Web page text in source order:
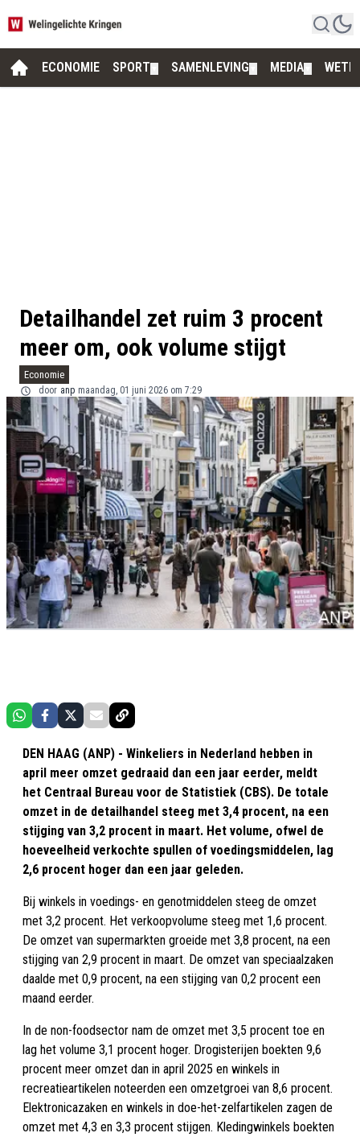
ECONOMIE SPORT SAMENLEVING MEDIA
Detailhandel zet ruim 3 procent
meer om, ook volume stijgt
Economie
door anp maandag, 01 juni 2026 om 7:29
DEN HAAG (ANP) - Winkeliers in Nederland hebben in
april meer omzet gedraaid dan een jaar eerder, meldt
het Centraal Bureau voor de Statistiek (CBS). De totale
omzet in de detailhandel steeg met 3,4 procent, na een
stijging van 3,2 procent in maart. Het volume, ofwel de
hoeveelheid verkochte spullen of voedingsmiddelen, lag
2,6 procent hoger dan een jaar geleden.
Bij winkels in voedings- en genotmiddelen steeg de omzet
met 3,2 procent. Het verkoopvolume steeg met 1,6 procent.
De omzet van supermarkten groeide met 3,8 procent, na een
stijging van 2,9 procent in maart. De omzet van speciaalzaken
daalde met 0,9 procent, na een stijging van 0,2 procent een
maand eerder.
In de non-foodsector nam de omzet met 3,5 procent toe en
lag het volume 3,1 procent hoger. Drogisterijen boekten 9,6
procent meer omzet dan in april 2025 en winkels in
recreatieartikelen noteerden een omzetgroei van 8,6 procent.
Elektronicazaken en winkels in doe-het-zelfartikelen zagen de
omzet met 4,3 en 3,3 procent stijgen. Kledingwinkels boekten